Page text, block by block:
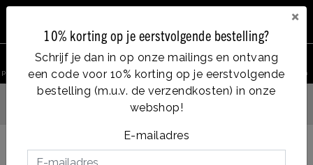
×
10% korting op je eerstvolgende bestelling?
Schrijf je dan in op onze mailings en ontvang
een code voor 10% korting op je eerstvolgende
bestelling (m.u.v. de verzendkosten) in onze
webshop!
E-mailadres
Vanaf €35, gratis
product zoeken Account Menu Verlanglijst Winkelwagen